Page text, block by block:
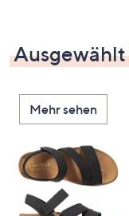
Mehr sehen